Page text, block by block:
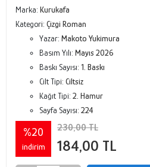
Marka: Kurukafa
Kategori: Çizgi Roman
Yazar: Makoto Yukimura
Basım Yılı: Mayıs 2026
Baskı Sayısı: 1. Baskı
Cilt Tipi: Ciltsiz
Kağıt Tipi: 2. Hamur
Sayfa Sayısı: 224
%20
indirim
230,00 TL
184,00 TL